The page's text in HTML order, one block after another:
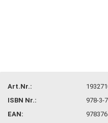
Art.Nr.:
ISBN Nr.:
978-3-
EAN: